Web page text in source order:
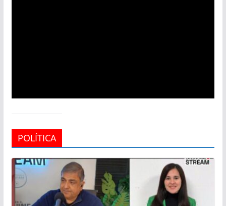
POLÍTICA